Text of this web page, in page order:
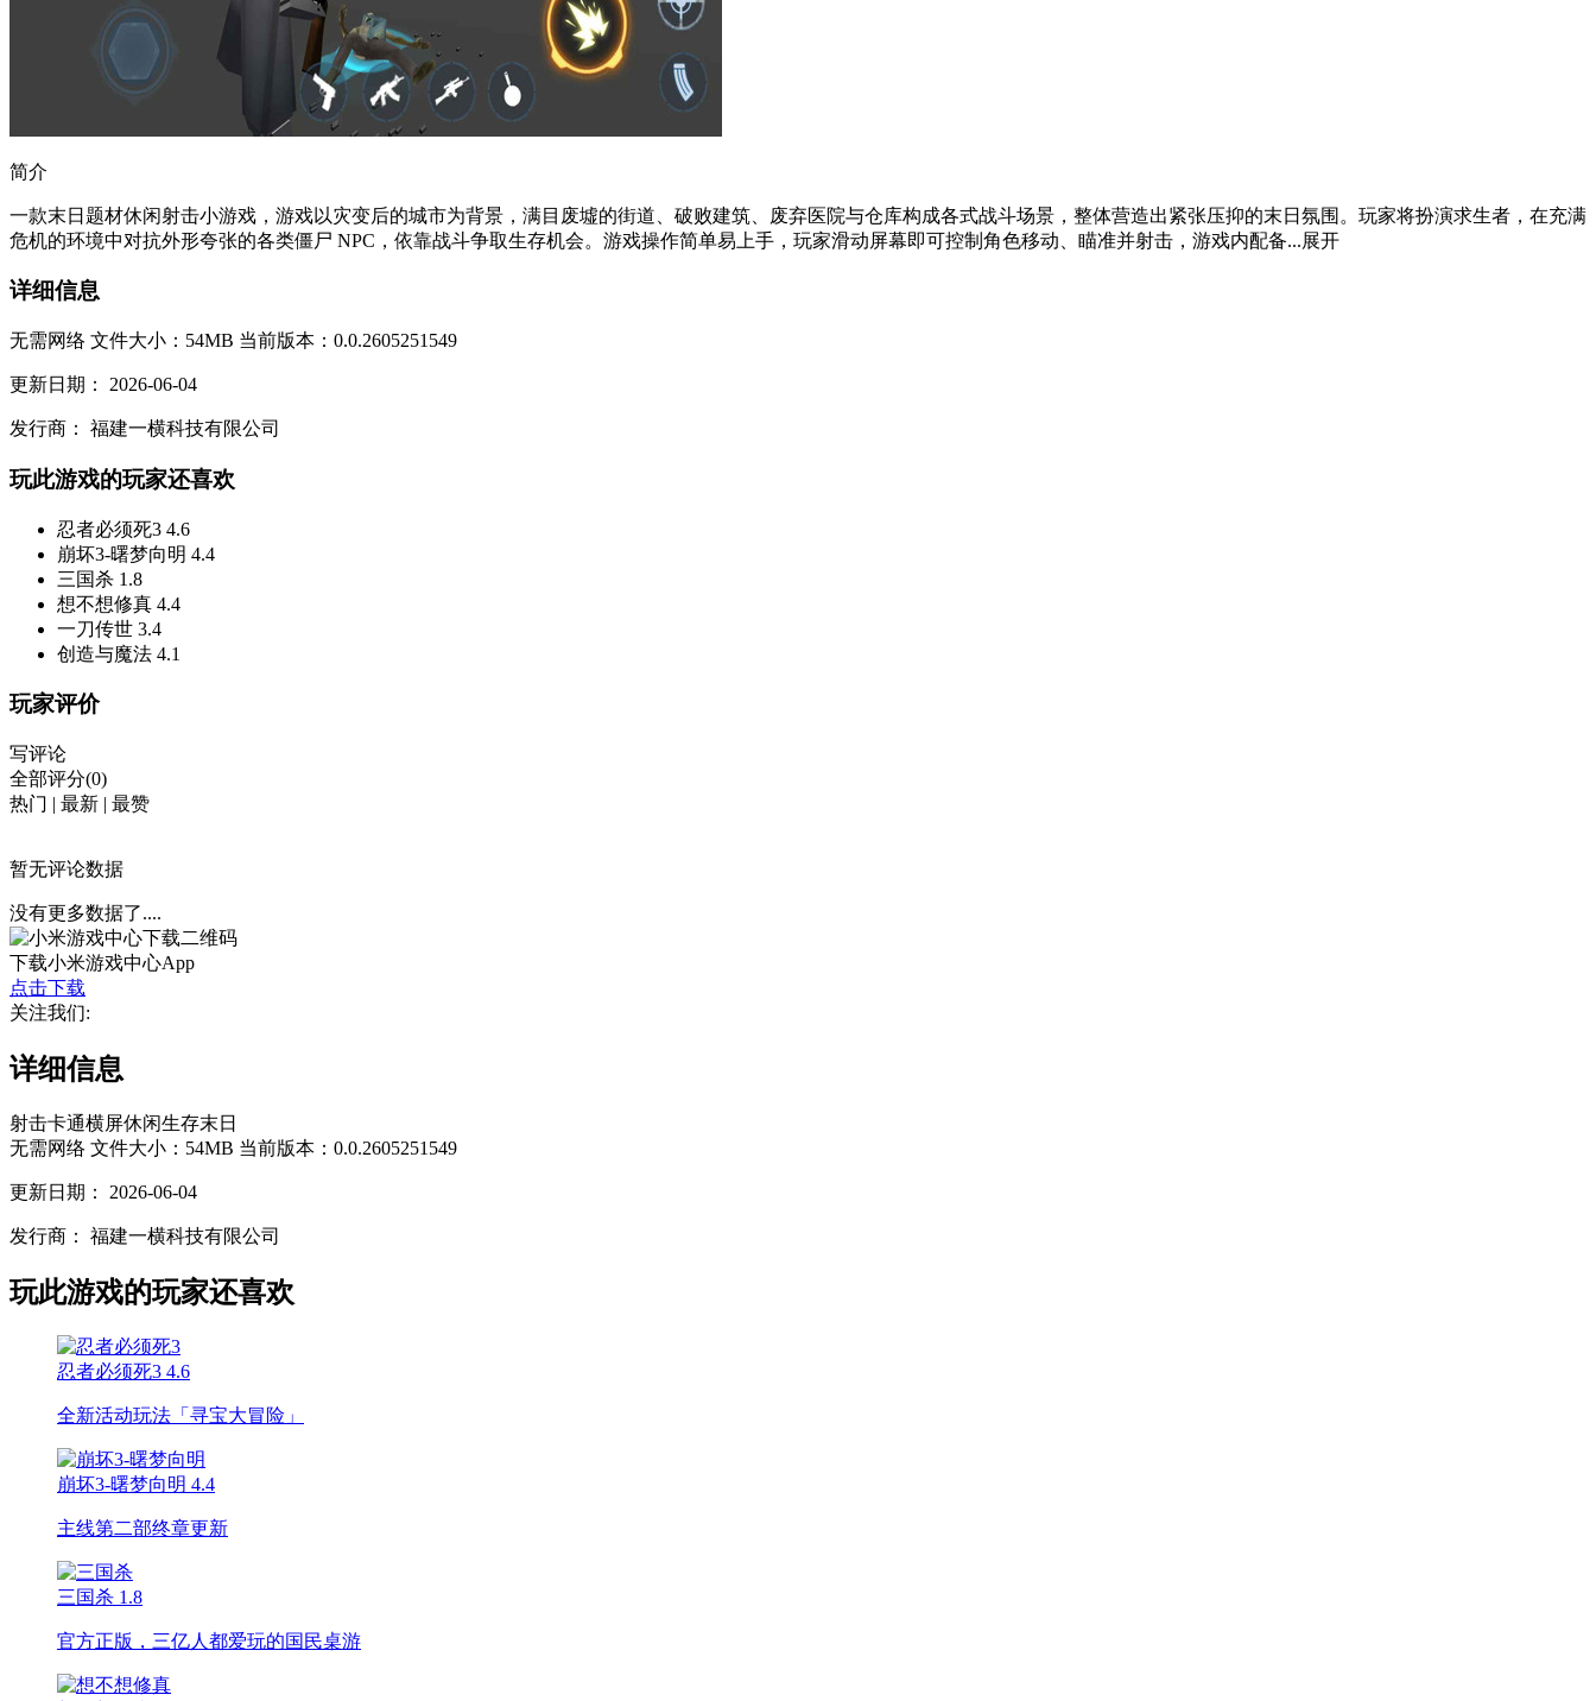
简介
一款末日题材休闲射击小游戏，游戏以灾变后的城市为背景，满目废墟的街道、破败建筑、废弃医院与仓库构成各式战斗场景，整体营造出紧张压抑的末日氛围。玩家将扮演求生者，在充满
危机的环境中对抗外形夸张的各类僵尸 NPC，依靠战斗争取生存机会。游戏操作简单易上手，玩家滑动屏幕即可控制角色移动、瞄准并射击，游戏内配备...展开
详细信息
无需网络 文件大小：54MB 当前版本：0.0.2605251549
更新日期： 2026-06-04
发行商： 福建一横科技有限公司
玩此游戏的玩家还喜欢
忍者必须死3 4.6
崩坏3-曙梦向明 4.4
三国杀 1.8
想不想修真 4.4
一刀传世 3.4
创造与魔法 4.1
玩家评价
写评论
全部评分(0)
热门 | 最新 | 最赞
暂无评论数据
没有更多数据了....
下载小米游戏中心App
点击下载
关注我们:
详细信息
射击卡通横屏休闲生存末日
无需网络 文件大小：54MB 当前版本：0.0.2605251549
更新日期： 2026-06-04
发行商： 福建一横科技有限公司
玩此游戏的玩家还喜欢
忍者必须死3 4.6
全新活动玩法「寻宝大冒险」
崩坏3-曙梦向明 4.4
主线第二部终章更新
三国杀 1.8
官方正版，三亿人都爱玩的国民桌游